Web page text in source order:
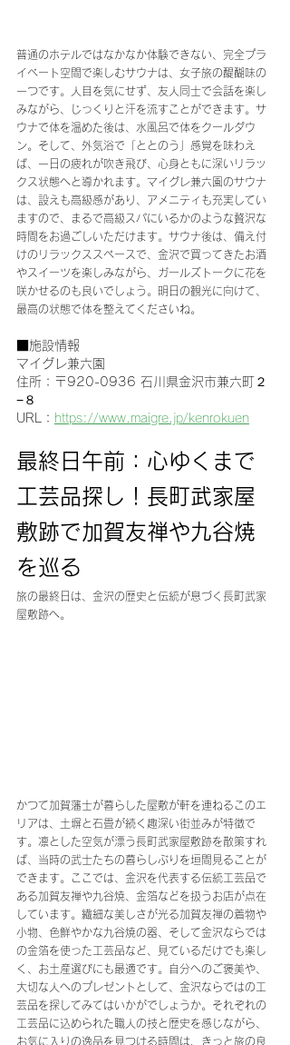
普通のホテルではなかなか体験できない、完全プラ
イベート空間で楽しむサウナは、女子旅の醍醐味の
一つです。人目を気にせず、友人同士で会話を楽し
みながら、じっくりと汗を流すことができます。サ
ウナで体を温めた後は、水風呂で体をクールダウ
ン。そして、外気浴で「ととのう」感覚を味わえ
ば、一日の疲れが吹き飛び、心身ともに深いリラッ
クス状態へと導かれます。マイグレ兼六園のサウナ
は、設えも高級感があり、アメニティも充実してい
ますので、まるで高級スパにいるかのような贅沢な
時間をお過ごしいただけます。サウナ後は、備え付
けのリラックススペースで、金沢で買ってきたお酒
やスイーツを楽しみながら、ガールズトークに花を
咲かせるのも良いでしょう。明日の観光に向けて、
最高の状態で体を整えてくださいね。
■施設情報
マイグレ兼六園
住所：〒920-0936 石川県金沢市兼六町２
−８
URL： https://www.maigre.jp/kenrokuen
最終日午前：心ゆくまで
工芸品探し！長町武家屋
敷跡で加賀友禅や九谷焼
を巡る
旅の最終日は、金沢の歴史と伝統が息づく長町武家
屋敷跡へ。
かつて加賀藩士が暮らした屋敷が軒を連ねるこのエ
リアは、土塀と石畳が続く趣深い街並みが特徴で
す。凛とした空気が漂う長町武家屋敷跡を散策すれ
ば、当時の武士たちの暮らしぶりを垣間見ることが
できます。ここでは、金沢を代表する伝統工芸品で
ある加賀友禅や九谷焼、金箔などを扱うお店が点在
しています。繊細な美しさが光る加賀友禅の着物や
小物、色鮮やかな九谷焼の器、そして金沢ならでは
の金箔を使った工芸品など、見ているだけでも楽し
く、お土産選びにも最適です。自分へのご褒美や、
大切な人へのプレゼントとして、金沢ならではの工
芸品を探してみてはいかがでしょうか。それぞれの
工芸品に込められた職人の技と歴史を感じながら、
お気に入りの逸品を見つける時間は、きっと旅の良